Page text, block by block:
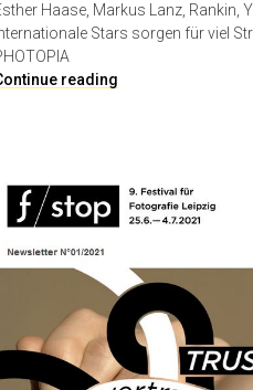
Haase, Markus Lanz, Rankin,
Stars sorgen für viel
readingP
a
u
r